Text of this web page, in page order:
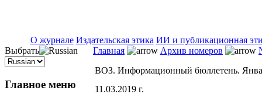
О журнале Издательская этика ИИ и публикационная
Выбрать
Главное меню
Главная Архив номеров
ВОЗ. Информационный бюллетень.
11.03.2019 г.